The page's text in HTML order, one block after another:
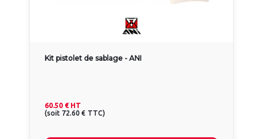
Kit pistolet de sablage - ANI
60.50 € HT
(soit 72.60 € TTC)